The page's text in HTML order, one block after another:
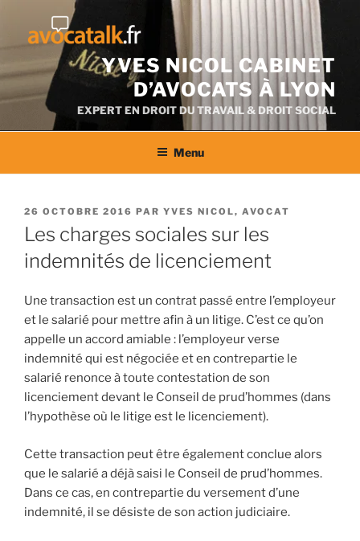
contenu
YVES NICOL CABINET
D’AVOCATS À LYON
EXPERT EN DROIT DU TRAVAIL & DROIT SOCIAL
Menu
PUBLIÉ
LE
26 OCTOBRE 2016 PAR YVES NICOL, AVOCAT
Les charges sociales sur les
indemnités de licenciement
Une transaction est un contrat passé entre l’employeur
et le salarié pour mettre afin à un litige. C’est ce qu’on
appelle un accord amiable : l’employeur verse
indemnité qui est négociée et en contrepartie le
salarié renonce à toute contestation de son
licenciement devant le Conseil de prud’hommes (dans
l’hypothèse où le litige est le licenciement).
Cette transaction peut être également conclue alors
que le salarié a déjà saisi le Conseil de prud’hommes.
Dans ce cas, en contrepartie du versement d’une
indemnité, il se désiste de son action judiciaire.